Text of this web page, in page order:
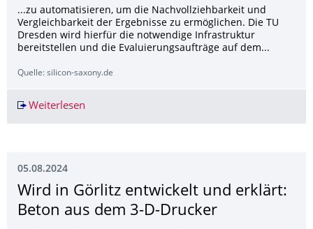
...zu automatisieren, um die Nachvollziehbarkeit und
Vergleichbarkeit der Ergebnisse zu ermöglichen. Die TU
Dresden wird hierfür die notwendige Infrastruktur
bereitstellen und die Evaluierungsaufträge auf dem...
Quelle: silicon-saxony.de
Weiterlesen
05.08.2024
Wird in Görlitz entwickelt und erklärt:
Beton aus dem 3-D-Drucker